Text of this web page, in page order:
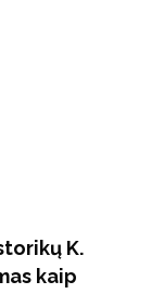
K.
kaip